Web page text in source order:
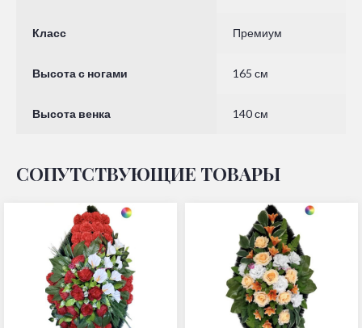
Класс Премиум
Высота с ногами 165 см
Высота венка 140 см
СОПУТСТВУЮЩИЕ ТОВАРЫ